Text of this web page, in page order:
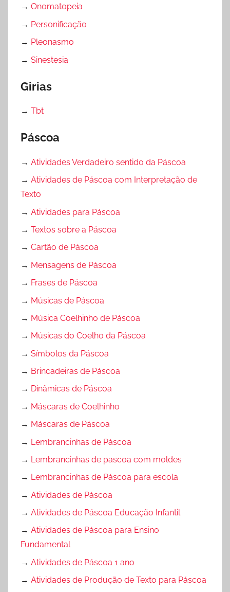
→ Onomatopeia
→ Personificação
→ Pleonasmo
→ Sinestesia
Girias
→ Tbt
Páscoa
→ Atividades Verdadeiro sentido da Páscoa
→ Atividades de Páscoa com Interpretação de
Texto
→ Atividades para Páscoa
→ Textos sobre a Páscoa
→ Cartão de Páscoa
→ Mensagens de Páscoa
→ Frases de Páscoa
→ Músicas de Páscoa
→ Música Coelhinho de Páscoa
→ Músicas do Coelho da Páscoa
→ Símbolos da Páscoa
→ Brincadeiras de Páscoa
→ Dinâmicas de Páscoa
→ Máscaras de Coelhinho
→ Máscaras de Páscoa
→ Lembrancinhas de Páscoa
→ Lembrancinhas de pascoa com moldes
→ Lembrancinhas de Páscoa para escola
→ Atividades de Páscoa
→ Atividades de Páscoa Educação Infantil
→ Atividades de Páscoa para Ensino
Fundamental
→ Atividades de Páscoa 1 ano
→ Atividades de Produção de Texto para Páscoa